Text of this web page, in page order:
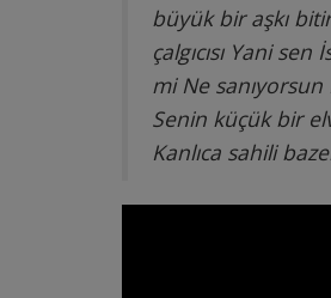
büyük bir aşkı
çalgıcısı Yani sen
mi Ne sanıyorsun
Senin küçük bir
Kanlıca sahili